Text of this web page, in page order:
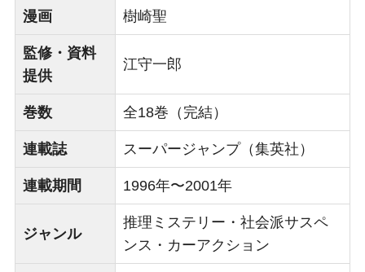
漫画 樹崎聖
監修・資料
提供
江守一郎
巻数 全18巻（完結）
連載誌 スーパージャンプ（集英社）
連載期間 1996年〜2001年
ジャンル
推理ミステリー・社会派サスペ
ンス・カーアクション